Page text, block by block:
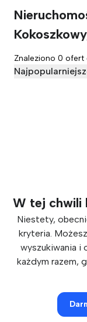
Znaleziono 0 ofert
W tej chwili
Niestety,
kryteria.
wyszukiwania i
każdym razem,